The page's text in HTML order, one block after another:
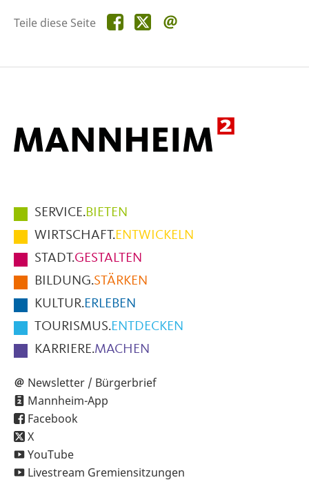
Teile diese Seite Teile
diese
Teile
diese
Hauptmenüpunkte
im
Fußbereich
der
Seite
SERVICE.BIETEN
WIRTSCHAFT.ENTWICKELN
STADT.GESTALTEN
BILDUNG.STÄRKEN
KULTUR.ERLEBEN
TOURISMUS.ENTDECKEN
KARRIERE.MACHEN
Newsletter / Bürgerbrief
Mannheim-App
Facebook
X
YouTube
Livestream Gremiensitzungen